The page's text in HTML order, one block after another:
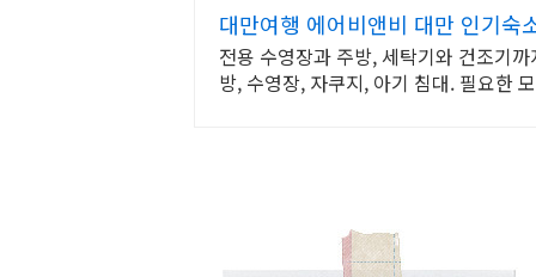
대만여행 에어비앤비 대만 인기숙
전용 수영장과 주방, 세탁기와 건조기
방, 수영장, 자쿠지, 아기 침대. 필요한